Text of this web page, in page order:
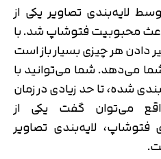
لایه‌بندی تصاویر یکی از
محبوبیت فتوشاپ شد. با
دادن هر چیزی بسیار باز است
می‌دهد. شما می‌توانید با
شده، تا حد زیادی در زمان
می‌توان گفت یکی از
فتوشاپ، لایه‌بندی تصاویر